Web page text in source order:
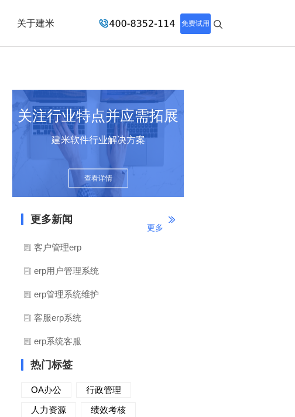
关于建米 免费试用
关注行业特点并应需拓展
建米软件行业解决方案
查看详情
更多新闻
更多
客户管理erp
erp用户管理系统
erp管理系统维护
客服erp系统
erp系统客服
热门标签
OA办公
行政管理
人力资源
绩效考核